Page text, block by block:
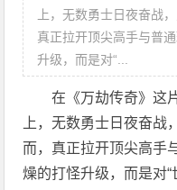
上，无数勇士日夜奋战
真正拉开顶尖高手与普
升级，而是对“...
在《万劫传奇》这片
上，无数勇士日夜奋战
而，真正拉开顶尖高手
燥的打怪升级，而是对